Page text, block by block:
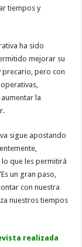
tiempos y
ha sido
mejorar su
precario, pero con
la
sigue apostando
que les permitirá
un gran paso,
con nuestra
nuestros tiempos
realizada